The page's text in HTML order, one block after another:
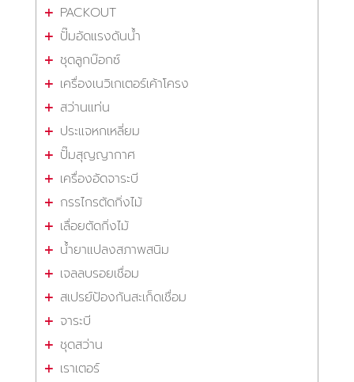
PACKOUT
ปั๊มอัดแรงดันน้ำ
ชุดลูกบ๊อกซ์
เครื่องเนวิเกเตอร์เค้าโครง
สว่านแท่น
ประแจหกเหลี่ยม
ปั๊มสุญญากาศ
เครื่องอัดจาระบี
กรรไกรตัดกิ่งไม้
เลื่อยตัดกิ่งไม้
น้ำยาแปลงสภาพสนิม
เจลลบรอยเชื่อม
สเปรย์ป้องกันสะเก็ดเชื่อม
จาระบี
ชุดสว่าน
เราเตอร์